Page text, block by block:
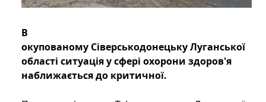
В
окупованому Сіверськодонецьку Луганської
області ситуація у сфері охорони здоров'я
наближається до критичної.